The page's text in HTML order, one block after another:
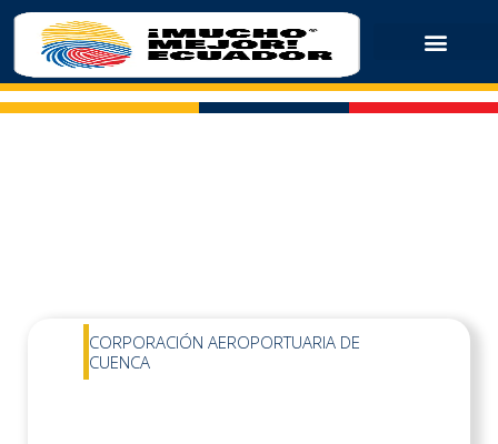
CORPORACIÓN AEROPORTUARIA DE
CUENCA